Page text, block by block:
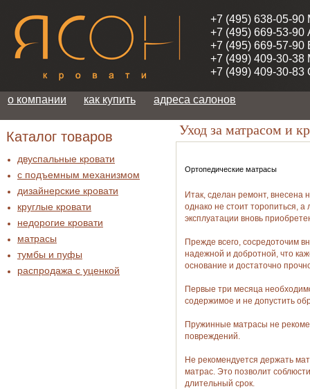
+7 (495) 638-05-90
+7 (495) 669-53-90
+7 (495) 669-57-90
+7 (499) 409-30-38
+7 (499) 409-30-83
о компании как купить адреса салонов
Каталог товаров
двуспальные кровати
с подъемным механизмом
дизайнерские кровати
круглые кровати
недорогие кровати
матрасы
тумбы и пуфы
распродажа c уценкой
Уход за матрасом и
Ортопедические матрасы
Итак, сделан ремонт, внесена
однако не стоит торопиться,
эксплуатации вновь
Прежде всего, сосредоточим
надежной и добротной, что
основание и достаточно
Первые три месяца
содержимое и не допустить
Пружинные матрасы не
повреждений.
Не рекомендуется держать
матрас. Это позволит
длительный срок.